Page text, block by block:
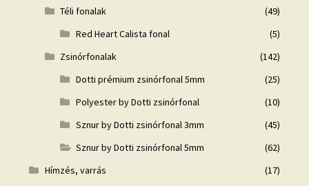
Téli fonalak
(49)
Red Heart Calista fonal
(5)
Zsinórfonalak
(142)
Dotti prémium zsinórfonal 5mm
(25)
Polyester by Dotti zsinórfonal
(10)
Sznur by Dotti zsinórfonal 3mm
(45)
Sznur by Dotti zsinórfonal 5mm
(62)
Hímzés, varrás
(17)